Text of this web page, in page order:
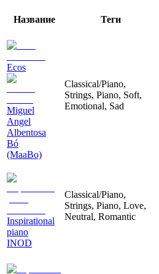
Название Теги
Ecos
Miguel
Angel
Albentosa
Bó
(MaaBo)
Classical/Piano,
Strings, Piano, Soft,
Emotional, Sad
Inspirational
piano
INOD
Classical/Piano,
Strings, Piano, Love,
Neutral, Romantic